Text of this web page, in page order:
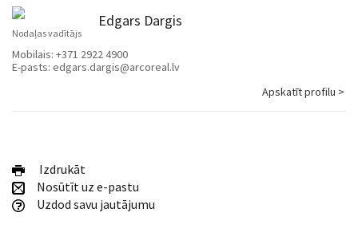
Edgars Dargis
Nodaļas vadītājs
Mobilais: +371 2922 4900
E-pasts: edgars.dargis@arcoreal.lv
Apskatīt profilu >
Izdrukāt
Nosūtīt uz e-pastu
Uzdod savu jautājumu